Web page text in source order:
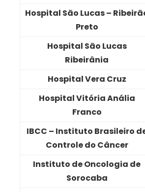
Hospital São Lucas –
Preto
Hospital São Lucas
Ribeirânia
Hospital Vera Cruz
Hospital Vitória Anália
Franco
IBCC – Instituto Brasileiro
Controle do Câncer
Instituto de Oncologia de
Sorocaba